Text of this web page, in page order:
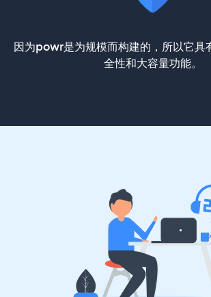
因为powr是为规模而构建的，所以它具
全性和大容量功能。